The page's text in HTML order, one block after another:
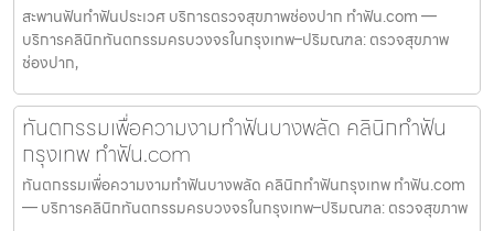
สะพานฟันทำฟันประเวศ บริการตรวจสุขภาพช่องปาก ทำฟัน.com —
บริการคลินิกทันตกรรมครบวงจรในกรุงเทพ–ปริมณฑล: ตรวจสุขภาพ
ช่องปาก,
ทันตกรรมเพื่อความงามทำฟันบางพลัด คลินิกทำฟัน
กรุงเทพ ทำฟัน.com
ทันตกรรมเพื่อความงามทำฟันบางพลัด คลินิกทำฟันกรุงเทพ ทำฟัน.com
— บริการคลินิกทันตกรรมครบวงจรในกรุงเทพ–ปริมณฑล: ตรวจสุขภาพ